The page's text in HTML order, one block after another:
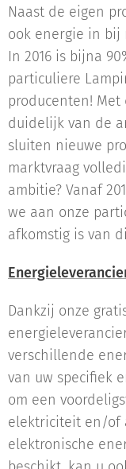
Naast de eigen
ook energie in bij
In 2016 is bijna
particuliere
producenten!
duidelijk van de
sluiten nieuwe
marktvraag
ambitie? Vanaf
we aan onze
afkomstig is van
Dankzij onze
verschillende
van uw specifiek
om een
elektriciteit en/of
elektronische